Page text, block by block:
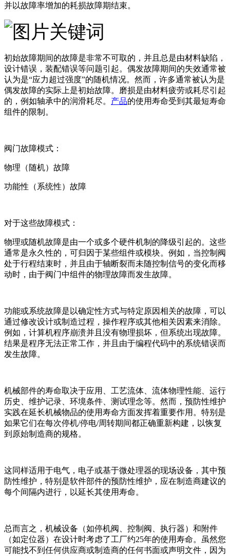
并以故障率增加的耗损故障期结束。
初始故障期间的故障是非常不可取的，并且总是由材料缺陷，
设计错误，装配错误等问题引起。偶发故障期间的失效通常被
认为是“应力超过强度”的随机情况。然而，许多通常被认为是
偶发故障的实际上是初始故障。磨损是由材料疲劳或耗尽引起
的，例如轴承中的润滑耗尽。 产品的使用寿命受到其最短寿命
组件的限制。
阀门故障模式：
物理（随机）故障
功能性（系统性）故障
对于这些故障模式：
物理或随机故障是由一个或多个硬件机制的降级引起的。这些
通常是永久性的，可归因于某些组件或模块。例如，当控制阀
处于行程结束时，并且由于轴断裂而未随控制信号的变化而移
动时，由于阀门中组件的物理故障而发生故障。
功能或系统故障是以确定性方式与特定原因相关的故障，可以
通过修改设计或制造过程，操作程序或其他相关因素来消除。
例如，计算机程序崩溃并且没有物理损坏，但系统出现故障。
结果是程序无法正常工作，并且由于编程代码中的系统错误而
发生故障。
机械部件的寿命取决于应用、工艺流体、流体物理性能、运行
历史、维护记录、环境条件、测试理念等。然而，预防性维护
实践在延长机械物品的使用寿命方面发挥着重要作用。特别是
如果它们在每次停机/停电/周转期间都正确重新构建，以恢复
到原始制造商的规格。
这同样适用于电气，电子或基于微处理器的现场设备，其中预
防性维护，特别是软件部件的预防性维护，应在制造商建议的
每个间隔内进行，以延长其使用寿命。
总而言之，机械设备（如停机阀、控制阀、执行器）和附件
（如定位器）在设计时考虑了工厂约25年的使用寿命。虽然您
可能找不到任何供应商或制造商的任何书面或声明文件，因为